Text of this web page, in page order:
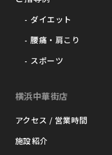
ダイエット
腰痛・肩こり
スポーツ
横浜中華街店
アクセス / 営業時間
施設紹介